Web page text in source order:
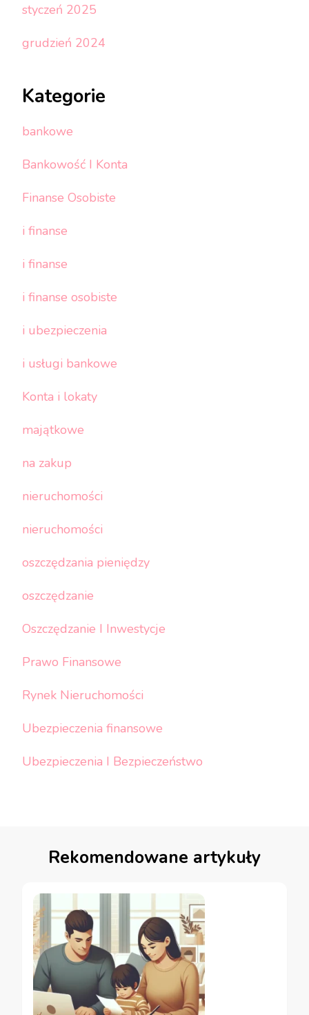
styczeń 2025
grudzień 2024
Kategorie
bankowe
Bankowość I Konta
Finanse Osobiste
i finanse
i finanse
i finanse osobiste
i ubezpieczenia
i usługi bankowe
Konta i lokaty
majątkowe
na zakup
nieruchomości
nieruchomości
oszczędzania pieniędzy
oszczędzanie
Oszczędzanie I Inwestycje
Prawo Finansowe
Rynek Nieruchomości
Ubezpieczenia finansowe
Ubezpieczenia I Bezpieczeństwo
Rekomendowane artykuły